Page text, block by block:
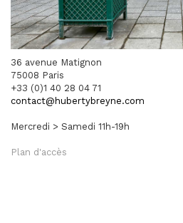
36 avenue Matignon
75008 Paris
+33 (0)1 40 28 04 71
contact@hubertybreyne.com
Mercredi > Samedi 11h-19h
Plan d'accès